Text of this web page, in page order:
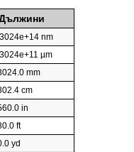
nm
µm
mm
cm
in
ft
yd